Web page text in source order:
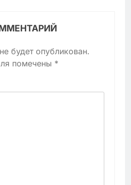
будет опубликован.
помечены *